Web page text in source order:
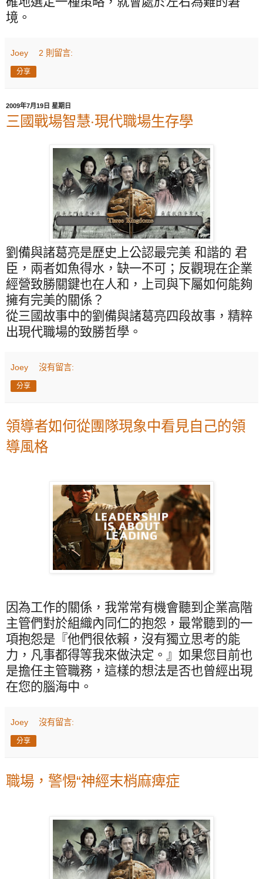
境。
Joey 2 則留言:
分享
2009年7月19日 星期日
三國戰場智慧‧現代職場生存學
劉備與諸葛亮是歷史上公認最完美 和諧的 君
臣，兩者如魚得水，缺一不可；反觀現在企業
經營致勝關鍵也在人和，上司與下屬如何能夠
擁有完美的關係？
從三國故事中的劉備與諸葛亮四段故事，精粹
出現代職場的致勝哲學。
Joey 沒有留言:
分享
領導者如何從團隊現象中看見自己的領
導風格
因為工作的關係，我常常有機會聽到企業高階
主管們對於組織內同仁的抱怨，最常聽到的一
項抱怨是『他們很依賴，沒有獨立思考的能
力，凡事都得等我來做決定。』如果您目前也
是擔任主管職務，這樣的想法是否也曾經出現
在您的腦海中。
Joey 沒有留言:
分享
職場，警惕“神經末梢麻痺症